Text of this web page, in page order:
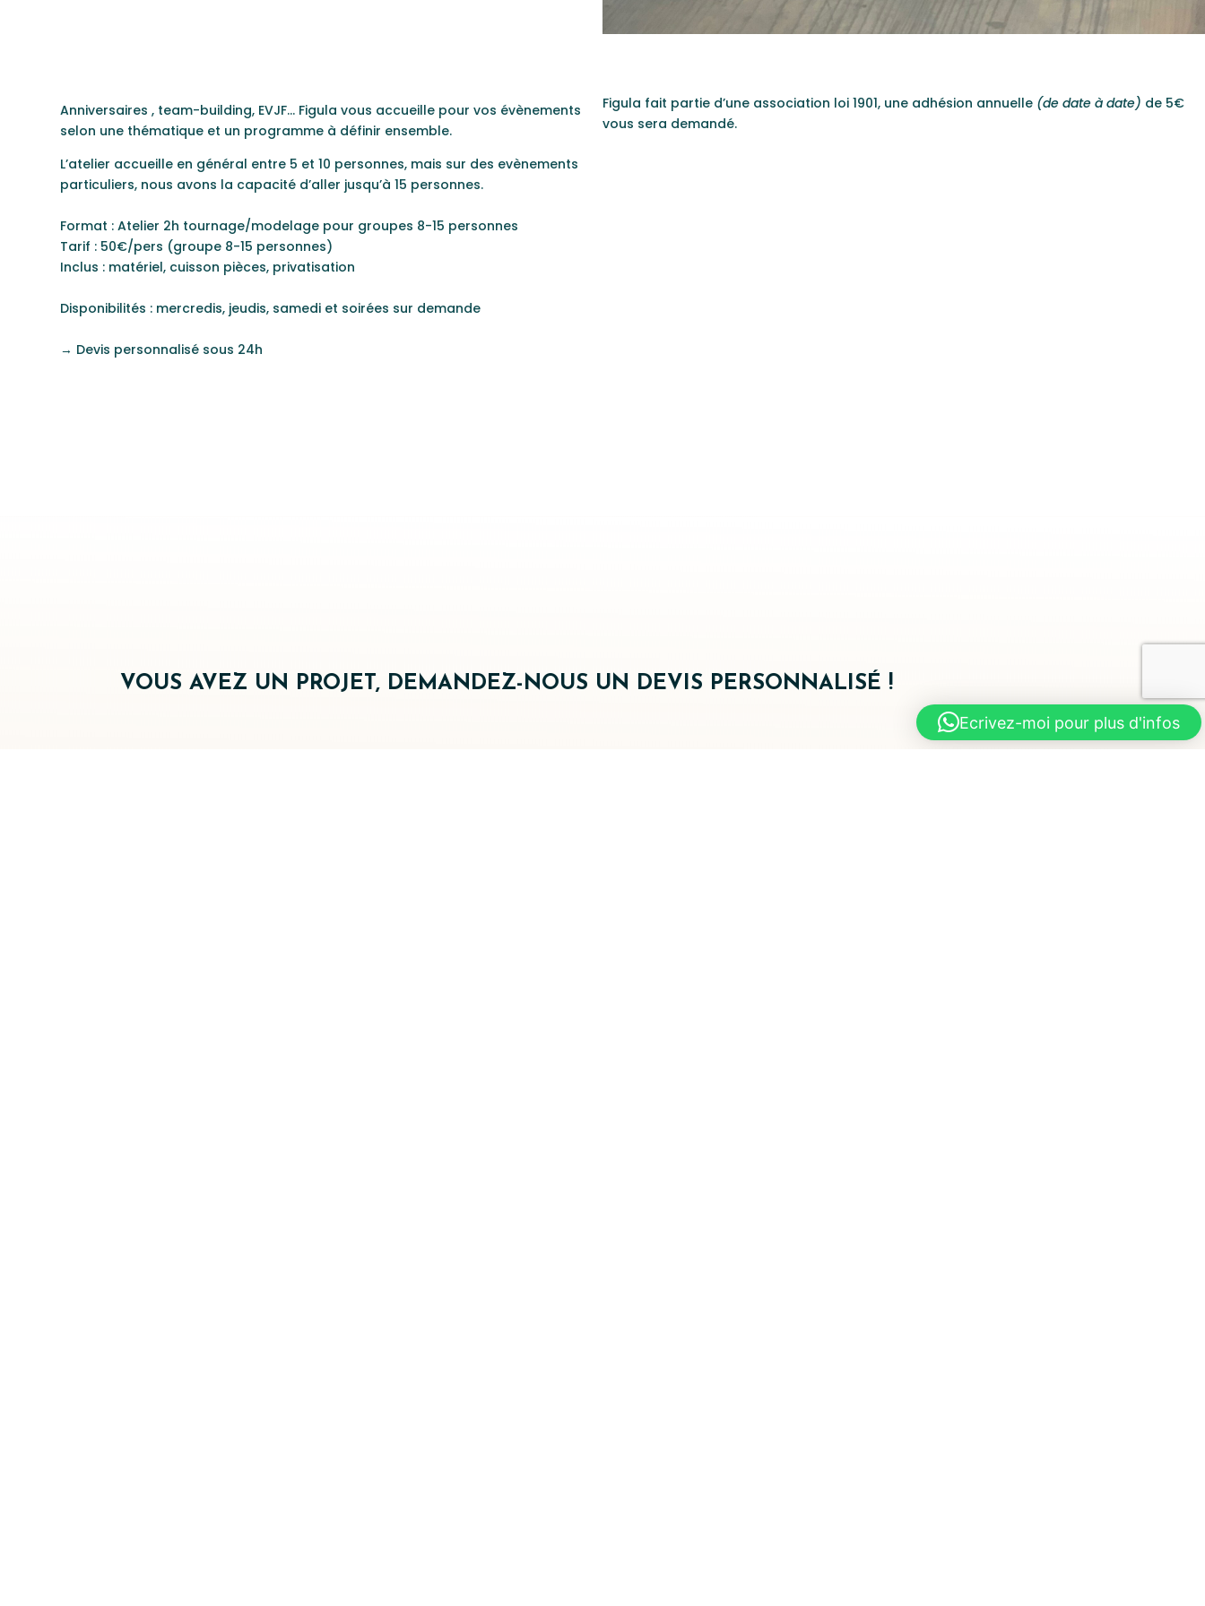
Anniversaires , team-building, EVJF… Figula vous accueille pour vos évènements
selon une thématique et un programme à définir ensemble.
L’atelier accueille en général entre 5 et 10 personnes, mais sur des evènements
particuliers, nous avons la capacité d’aller jusqu’à 15 personnes.
Format : Atelier 2h tournage/modelage pour groupes 8-15 personnes
Tarif : 50€/pers (groupe 8-15 personnes)
Inclus : matériel, cuisson pièces, privatisation
Disponibilités : mercredis, jeudis, samedi et soirées sur demande
→ Devis personnalisé sous 24h
Figula fait partie d’une association loi 1901, une adhésion annuelle (de date à date) de 5€
vous sera demandé.
VOUS AVEZ UN PROJET, DEMANDEZ-NOUS UN DEVIS PERSONNALISÉ !
Ecrivez-moi pour plus d'infos